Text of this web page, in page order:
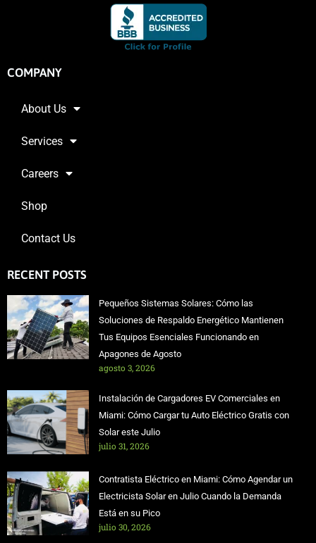
COMPANY
About Us
Services
Careers
Shop
Contact Us
RECENT POSTS
Pequeños Sistemas Solares: Cómo las
Soluciones de Respaldo Energético Mantienen
Tus Equipos Esenciales Funcionando en
Apagones de Agosto
agosto 3, 2026
Instalación de Cargadores EV Comerciales en
Miami: Cómo Cargar tu Auto Eléctrico Gratis con
Solar este Julio
julio 31, 2026
Contratista Eléctrico en Miami: Cómo Agendar un
Electricista Solar en Julio Cuando la Demanda
Está en su Pico
julio 30, 2026